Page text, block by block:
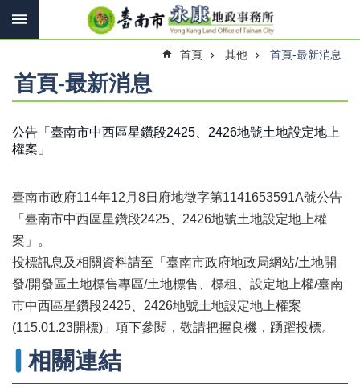
跳到主要內容區塊
搜
搜
尋
訊
報
機
關
簡
介
線
上
申
與
首頁 其他 首頁-最新消息
首頁-最新消息
公告「臺南市中西區星鑽段2425、2426地號土地設定地上
權案」
臺南市政府114年12月8日府地徵字第1141653591A號公告
「臺南市中西區星鑽段2425、2426地號土地設定地上權
案」。
投標訊息及相關資料請至「臺南市政府地政局網站/土地開
發/開發區土地標售專區/土地標售、標租、設定地上權/臺南
市中西區星鑽段2425、2426地號土地設定地上權案
(115.01.23開標)」項下參閱，敬請把握良機，踴躍投標。
相關連結